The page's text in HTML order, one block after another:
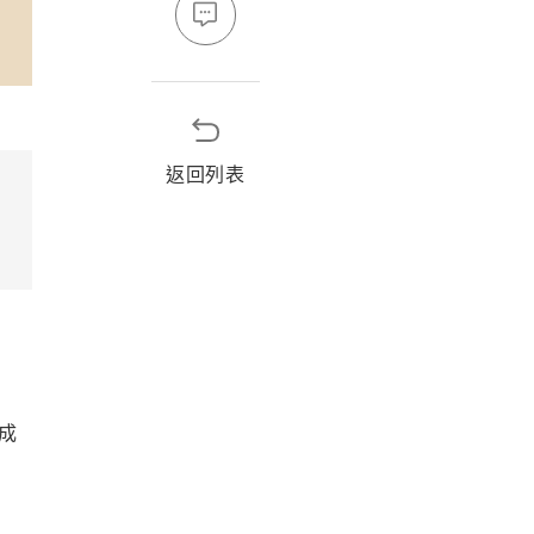
返回列表